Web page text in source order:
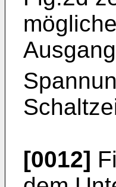
[0012]